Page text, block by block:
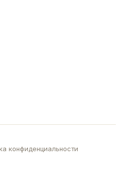
конфиденциальности